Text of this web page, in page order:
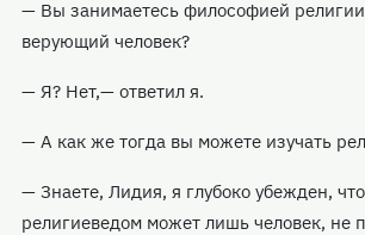
— Вы занимаетесь философией
верующий человек?
— Я? Нет,— ответил я.
— А как же тогда вы можете изучать
— Знаете, Лидия, я глубоко убежден,
религиеведом может лишь человек, не